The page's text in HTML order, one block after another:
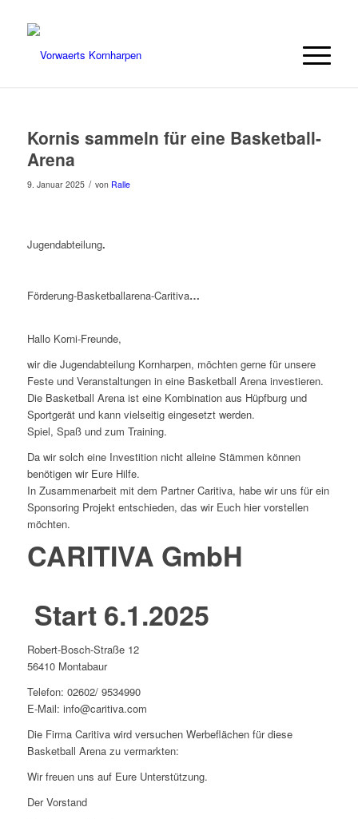
Kornis sammeln für eine Basketball-
Arena
9. Januar 2025 / von Ralle
Jugendabteilung.
Förderung-Basketballarena-Caritiva…
Hallo Korni-Freunde,
wir die Jugendabteilung Kornharpen, möchten gerne für unsere
Feste und Veranstaltungen in eine Basketball Arena investieren.
Die Basketball Arena ist eine Kombination aus Hüpfburg und
Sportgerät und kann vielseitig eingesetzt werden.
Spiel, Spaß und zum Training.
Da wir solch eine Investition nicht alleine Stämmen können
benötigen wir Eure Hilfe.
In Zusammenarbeit mit dem Partner Caritiva, habe wir uns für ein
Sponsoring Projekt entschieden, das wir Euch hier vorstellen
möchten.
CARITIVA GmbH
Start 6.1.2025
Robert-Bosch-Straße 12
56410 Montabaur
Telefon: 02602/ 9534990
E-Mail: info@caritiva.com
Die Firma Caritiva wird versuchen Werbeflächen für diese
Basketball Arena zu vermarkten:
Wir freuen uns auf Eure Unterstützung.
Der Vorstand